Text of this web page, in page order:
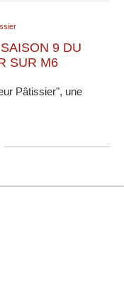
9 DU
SUR M6
Pâtissier", une